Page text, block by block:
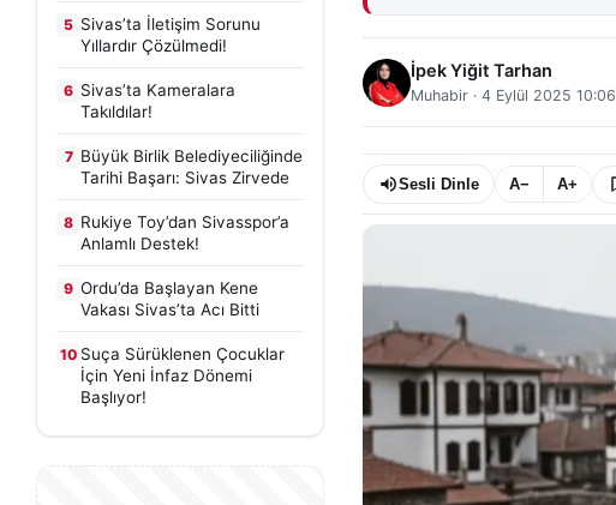
5 Sivas’ta İletişim Sorunu
Yıllardır Çözülmedi!
6 Sivas’ta Kameralara
Takıldılar!
7 Büyük Birlik Belediyeciliğinde
Tarihi Başarı: Sivas Zirvede
8 Rukiye Toy’dan Sivasspor’a
Anlamlı Destek!
9 Ordu’da Başlayan Kene
Vakası Sivas’ta Acı Bitti
10 Suça Sürüklenen Çocuklar
İçin Yeni İnfaz Dönemi
Başlıyor!
İpek Yiğit Tarhan
Muhabir · 4 Eylül 2025 10:06
Sesli Dinle A− A+